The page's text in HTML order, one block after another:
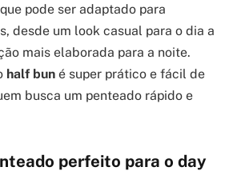
pode ser adaptado para
desde um look casual para o dia a
mais elaborada para a noite.
half bun é super prático e fácil de
busca um penteado rápido e
perfeito para o day